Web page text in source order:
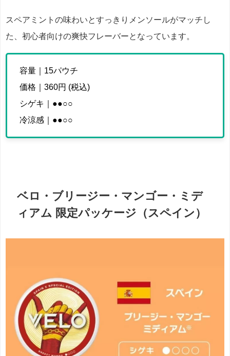
スペアミントの味わいとすっきりメンソールがマッチし
た、初心者向けの爽快フレーバーとなっています。
容量｜15パウチ
価格｜360円 (税込)
シゲキ｜●●○○
冷涼感｜●●○○
ベロ・ブリージー・マンゴー・ミデ
ィアム 限定パッケージ（スペイン）